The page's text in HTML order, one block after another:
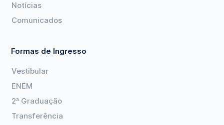
Notícias
Comunicados
Formas de Ingresso
Vestibular
ENEM
2ª Graduação
Transferência